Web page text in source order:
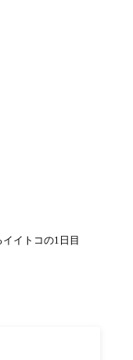
イトコの1日目